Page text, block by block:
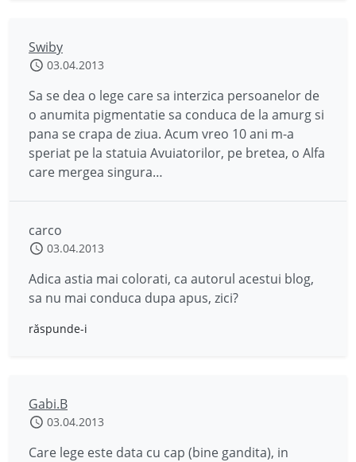
Swiby
03.04.2013
Sa se dea o lege care sa interzica persoanelor de
o anumita pigmentatie sa conduca de la amurg si
pana se crapa de ziua. Acum vreo 10 ani m-a
speriat pe la statuia Avuiatorilor, pe bretea, o Alfa
care mergea singura…
carco
03.04.2013
Adica astia mai colorati, ca autorul acestui blog,
sa nu mai conduca dupa apus, zici?
răspunde-i
Gabi.B
03.04.2013
Care lege este data cu cap (bine gandita), in